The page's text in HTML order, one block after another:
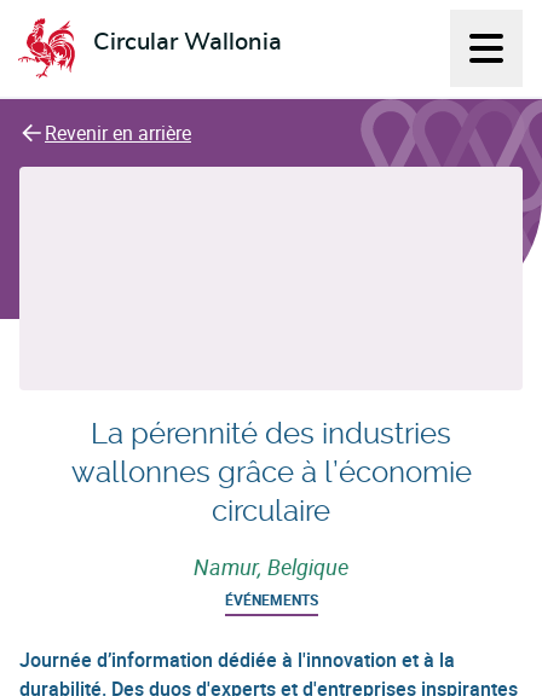
Circular Wallonia
L'économie circulaire
Revenir en arrière
La pérennité des industries
wallonnes grâce à l’économie
circulaire
Namur, Belgique
ÉVÉNEMENTS
Journée d’information dédiée à l'innovation et à la
durabilité. Des duos d'experts et d'entreprises inspirantes